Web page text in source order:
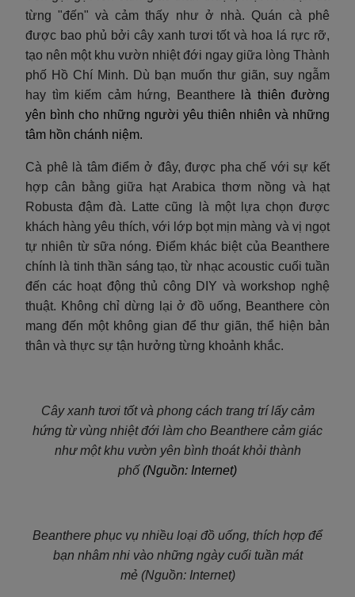
từng "đến" và cảm thấy như ở nhà. Quán cà phê
được bao phủ bởi cây xanh tươi tốt và hoa lá rực rỡ,
tạo nên một khu vườn nhiệt đới ngay giữa lòng Thành
phố Hồ Chí Minh. Dù bạn muốn thư giãn, suy ngẫm
hay tìm kiếm cảm hứng, Beanthere là thiên đường
yên bình cho những người yêu thiên nhiên và những
tâm hồn chánh niệm.
Cà phê là tâm điểm ở đây, được pha chế với sự kết
hợp cân bằng giữa hạt Arabica thơm nồng và hạt
Robusta đậm đà. Latte cũng là một lựa chọn được
khách hàng yêu thích, với lớp bọt mịn màng và vị ngọt
tự nhiên từ sữa nóng. Điểm khác biệt của Beanthere
chính là tinh thần sáng tạo, từ nhạc acoustic cuối tuần
đến các hoạt động thủ công DIY và workshop nghệ
thuật. Không chỉ dừng lại ở đồ uống, Beanthere còn
mang đến một không gian để thư giãn, thể hiện bản
thân và thực sự tận hưởng từng khoảnh khắc.
Cây xanh tươi tốt và phong cách trang trí lấy cảm
hứng từ vùng nhiệt đới làm cho Beanthere cảm giác
như một khu vườn yên bình thoát khỏi thành
phố (Nguồn: Internet)
Beanthere phục vụ nhiều loại đồ uống, thích hợp để
bạn nhâm nhi vào những ngày cuối tuần mát
mẻ (Nguồn: Internet)